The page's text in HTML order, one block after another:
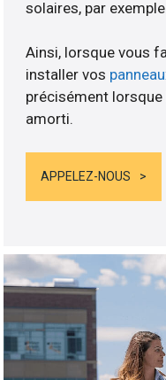
solaires, par exemple.
Ainsi, lorsque vous
installer vos
précisément
amorti.
APPELEZ-NOUS